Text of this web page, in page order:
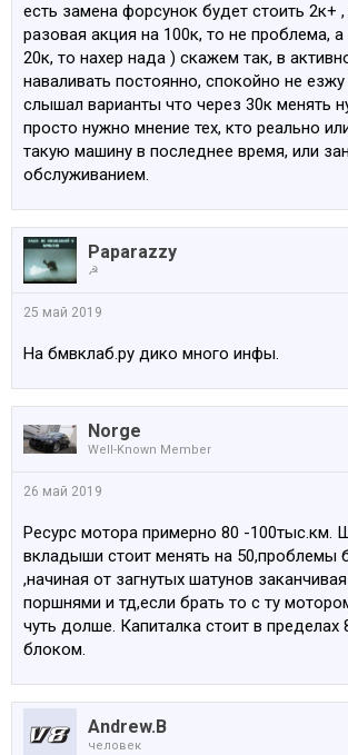
есть замена форсунок будет стоить 2к+ ,
разовая акция на 100к, то не проблема,
20к, то нахер нада ) скажем так, в
наваливать постоянно, спокойно не
слышал варианты что через 30к менять
просто нужно мнение тех, кто реально
такую машину в последнее время, или
обслуживанием.
Paparazzy
☭
25 май 2019
На бмвклаб.ру дико много инфы.
Norge
Well-Known Member
26 май 2019
Ресурс мотора примерно 80 -100тыс.км.
вкладыши стоит менять на 50,проблемы
,начиная от загнутых шатунов
поршнями и тд,если брать то с ту
чуть долше. Капиталка стоит в
блоком.
Andrew.B
человек